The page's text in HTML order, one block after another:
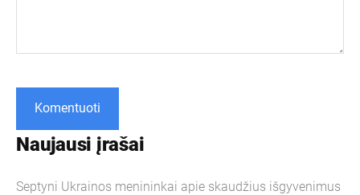
Naujausi įrašai
Septyni Ukrainos menininkai apie skaudžius išgyvenimus